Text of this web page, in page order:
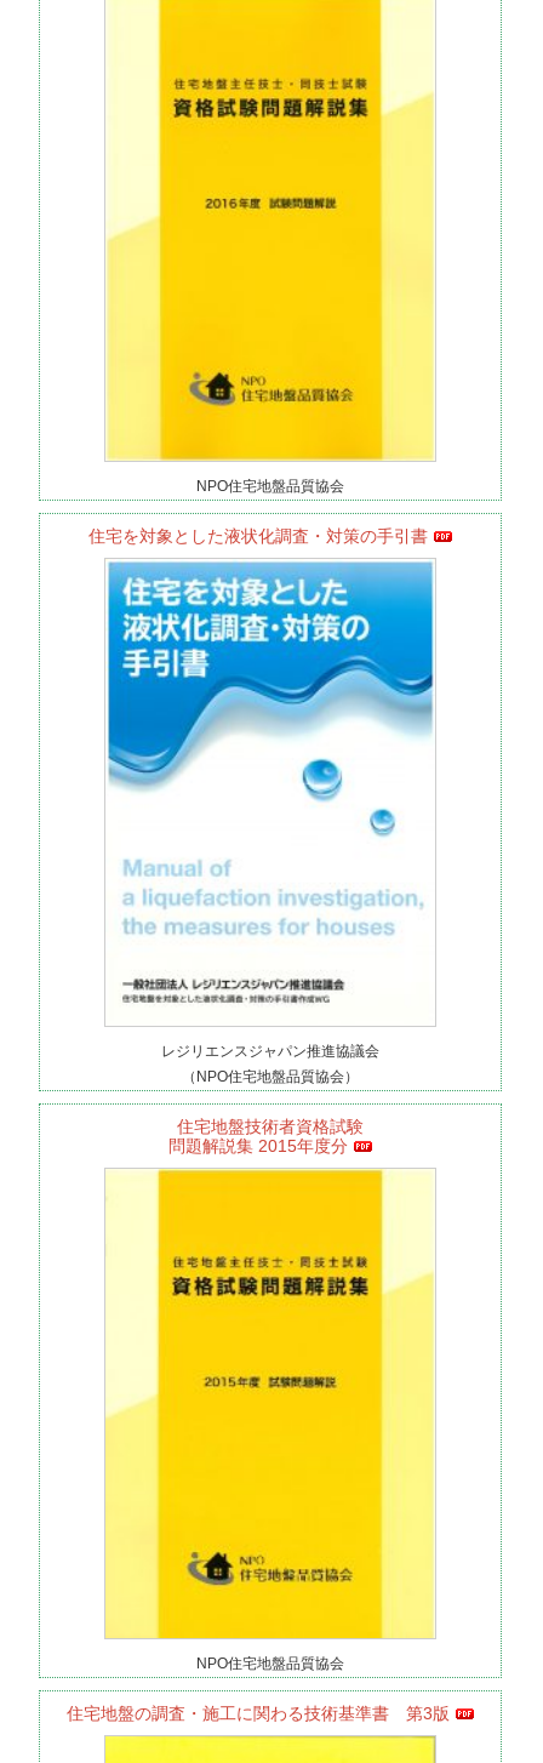
NPO住宅地盤品質協会
住宅を対象とした液状化調査・対策の手引書
レジリエンスジャパン推進協議会
（NPO住宅地盤品質協会）
住宅地盤技術者資格試験
問題解説集 2015年度分
NPO住宅地盤品質協会
住宅地盤の調査・施工に関わる技術基準書 第3版